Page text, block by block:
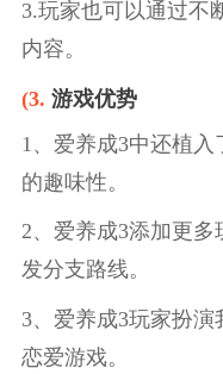
3.玩家也可以通过不
内容。
(3. 游戏优势
1、爱养成3中还植
的趣味性。
2、爱养成3添加更
发分支路线。
3、爱养成3玩家扮
恋爱游戏。